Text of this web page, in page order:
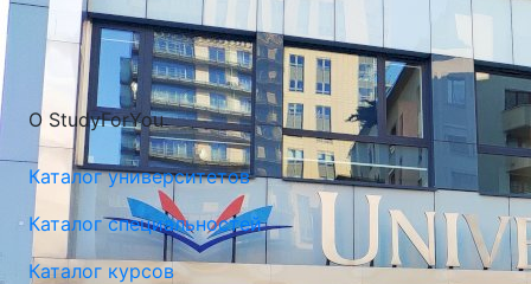
О StudyForYou
Каталог университетов
Каталог специальностей
Каталог курсов